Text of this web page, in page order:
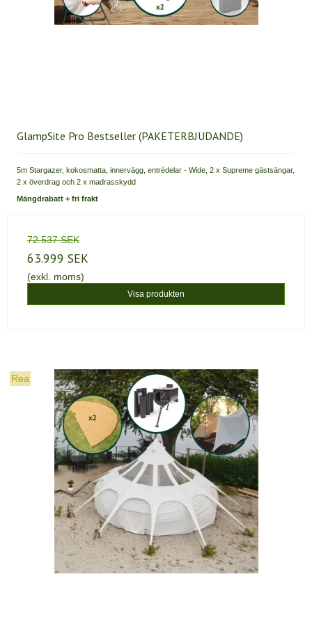
GlampSite Pro Bestseller (PAKETERBJUDANDE)
5m Stargazer, kokosmatta, innervägg, entrédelar - Wide, 2 x Supreme gästsängar,
2 x överdrag och 2 x madrasskydd
Mängdrabatt + fri frakt
72.537 SEK
63.999 SEK
(exkl. moms)
Visa produkten
Rea